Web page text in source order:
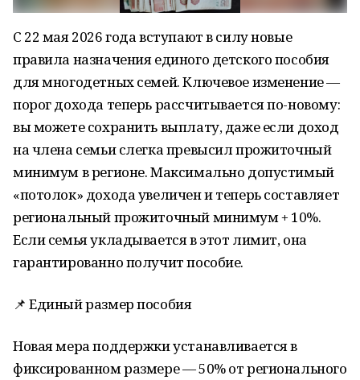
С 22 мая 2026 года вступают в силу новые
правила назначения единого детского пособия
для многодетных семей. Ключевое изменение —
порог дохода теперь рассчитывается по-новому:
вы можете сохранить выплату, даже если доход
на члена семьи слегка превысил прожиточный
минимум в регионе. Максимально допустимый
«потолок» дохода увеличен и теперь составляет
региональный прожиточный минимум + 10%.
Если семья укладывается в этот лимит, она
гарантированно получит пособие.
📌 Единый размер пособия
Новая мера поддержки устанавливается в
фиксированном размере — 50% от регионального